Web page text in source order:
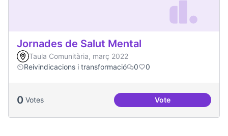
Jornades de Salut Mental
Taula Comunitària, març 2022
Reivindicacions i transformació
0 0
0 Votes VoteJornades de Salut